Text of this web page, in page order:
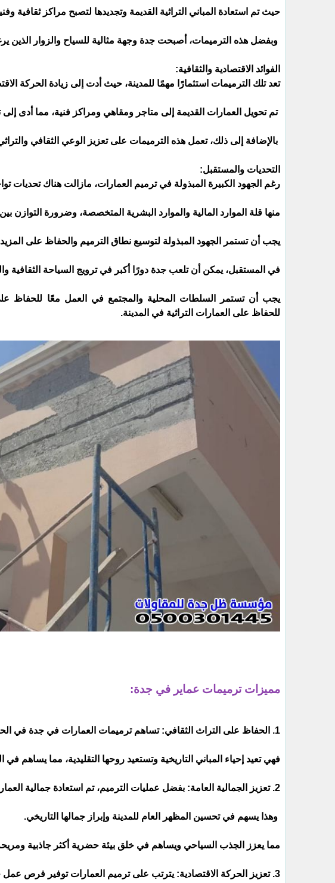
حيث تم استعادة المباني التراثية القديمة وتجديدها لتصبح مراكز ثقافية
وبفضل هذه الترميمات، أصبحت جدة وجهة مثالية للسياح والزوار الذين
الفوائد الاقتصادية والثقافية:
تعد تلك الترميمات استثمارًا مهمًا للمدينة، حيث أدت إلى زيادة الحركة
تم تحويل العمارات القديمة إلى متاجر ومقاهي ومراكز فنية، مما أدى
بالإضافة إلى ذلك، تعمل هذه الترميمات على تعزيز الوعي الثقافي
التحديات والمستقبل:
رغم الجهود الكبيرة المبذولة في ترميم العمارات، مازالت هناك تحديات
منها قلة الموارد المالية والموارد البشرية المتخصصة، وضرورة التوازن
يجب أن تستمر الجهود المبذولة لتوسيع نطاق الترميم والحفاظ على المزيد
في المستقبل، يمكن أن تلعب جدة دورًا أكبر في ترويج السياحة الثقافية
يجب أن تستمر السلطات المحلية والمجتمع في العمل معًا للحفاظ
للحفاظ على العمارات التراثية في المدينة.
مميزات ترميمات عماير في جدة:
1. الحفاظ على التراث الثقافي: تساهم ترميمات العمارات في جدة في الحفاظ على التراث الثقافي للمدينة.
فهي تعيد إحياء المباني التاريخية وتستعيد روحها التقليدية، مما يساهم في
2. تعزيز الجمالية العامة: بفضل عمليات الترميم، تم استعادة جمالية العمارات وتجديدها.
وهذا يسهم في تحسين المظهر العام للمدينة وإبراز جمالها التاريخي.
مما يعزز الجذب السياحي ويساهم في خلق بيئة حضرية أكثر جاذبية
3. تعزيز الحركة الاقتصادية: يترتب على ترميم العمارات توفير فرص عمل جديدة وتنشيط القطاع الاقتصادي.